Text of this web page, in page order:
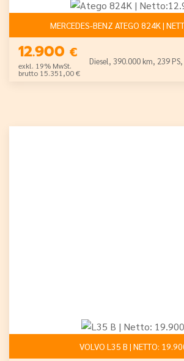
MERCEDES-BENZ ATEGO 824K |
12.900 €
exkl. 19% MwSt.
brutto 15.351,00 €
Diesel, 390.000 km, 239
VOLVO L35 B | NETTO: